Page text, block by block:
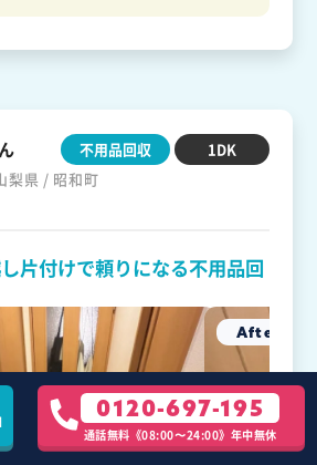
梨県 / 昭和町
不用品回収 1DK
片付けで頼りになる不用品回
0120-697-195
通話無料《08:00〜24:00》年中無休